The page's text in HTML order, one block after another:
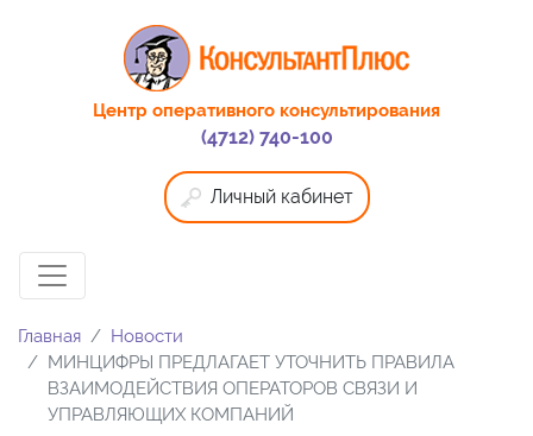
Центр оперативного консультирования
(4712) 740-100
Личный кабинет
Главная
Новости
МИНЦИФРЫ ПРЕДЛАГАЕТ УТОЧНИТЬ ПРАВИЛА
ВЗАИМОДЕЙСТВИЯ ОПЕРАТОРОВ СВЯЗИ И
УПРАВЛЯЮЩИХ КОМПАНИЙ